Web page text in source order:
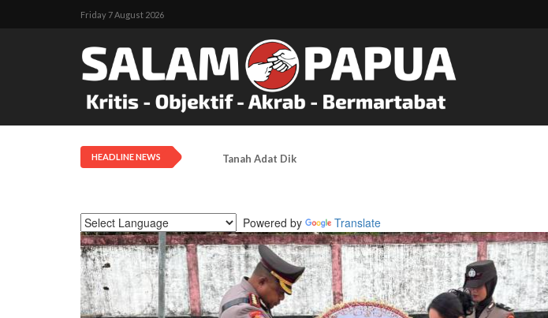
Friday 7 August 2026
HEADLINE NEWS Tanah Adat Diklaim Milik Oknum Dan Pemerintah, Warga OAP
Powered by Translate